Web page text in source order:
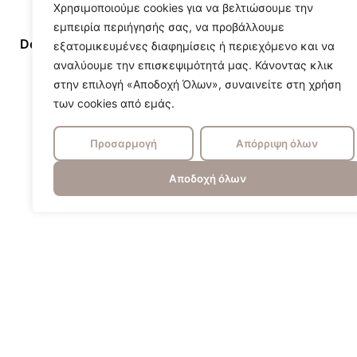
Χρησιμοποιούμε cookies για να βελτιώσουμε την
εμπειρία περιήγησής σας, να προβάλλουμε
εξατομικευμένες διαφημίσεις ή περιεχόμενο και να
αναλύουμε την επισκεψιμότητά μας. Κάνοντας κλικ
στην επιλογή «Αποδοχή Όλων», συναινείτε στη χρήση
των cookies από εμάς.
Προσαρμογή Απόρριψη όλων
Αποδοχή όλων
Designer/Brand Heathfield &